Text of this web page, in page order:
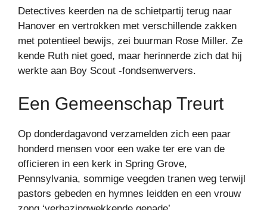
Detectives keerden na de schietpartij terug naar
Hanover en vertrokken met verschillende zakken
met potentieel bewijs, zei buurman Rose Miller. Ze
kende Ruth niet goed, maar herinnerde zich dat hij
werkte aan Boy Scout -fondsenwervers.
Een Gemeenschap Treurt
Op donderdagavond verzamelden zich een paar
honderd mensen voor een wake ter ere van de
officieren in een kerk in Spring Grove,
Pennsylvania, sommige veegden tranen weg terwijl
pastors gebeden en hymnes leidden en een vrouw